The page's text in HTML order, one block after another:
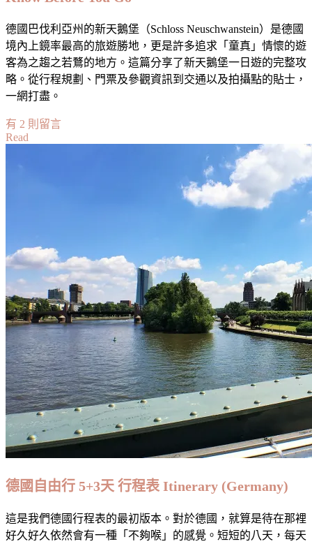
德國巴伐利亞州的新天鵝堡（Schloss Neuschwanstein）是德國
境內上鏡率最高的旅遊勝地，更是許多追求「童真」情懷的遊
客為之趨之若鶩的地方。這篇分享了新天鵝堡一日遊的完整攻
略。從行程規劃、門票及參觀資訊到交通以及拍攝點的貼士，
一網打盡。
在
〈【德
一
攻
略
Schloss
Neuschwanstein
Travel
Tips:
What
You
Need
To
Know
Before
Go〉
中
有 2 則留言
Read
德國自由行 5+3天 行程表 Itinerary (Germany)
這是我們德國行程表的最初版本。對於德國，就算是待在那裡
好久好久依然會有一種「不夠喉」的感覺。短短的八天，每天